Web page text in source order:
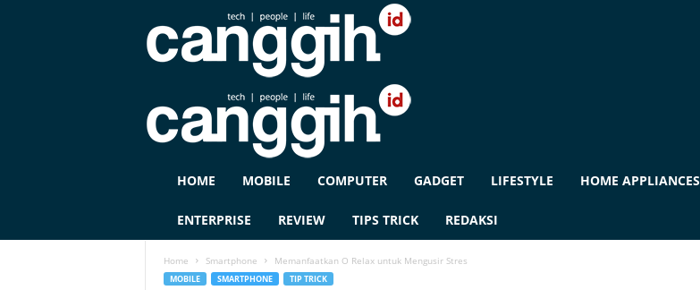
G
HOME MOBILE COMPUTER GADGET LIFESTYLE HOME APPLIANCES
ENTERPRISE REVIEW TIPS TRICK REDAKSI
Home Smartphone Memanfaatkan O Relax untuk Mengusir Stres
MOBILE SMARTPHONE TIP TRICK